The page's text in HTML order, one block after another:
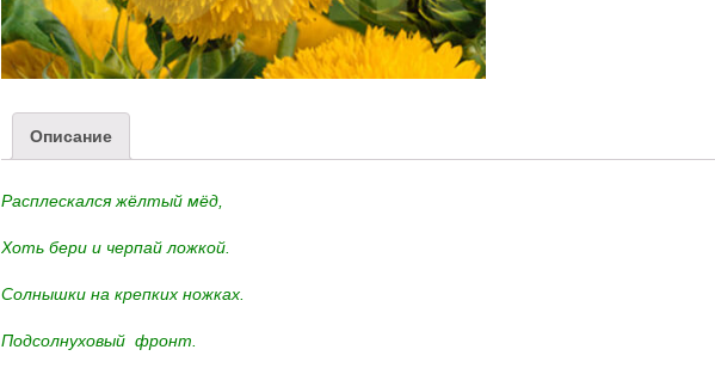
Описание
Расплескался жёлтый мёд,
Хоть бери и черпай ложкой.
Солнышки на крепких ножках.
Подсолнуховый фронт.